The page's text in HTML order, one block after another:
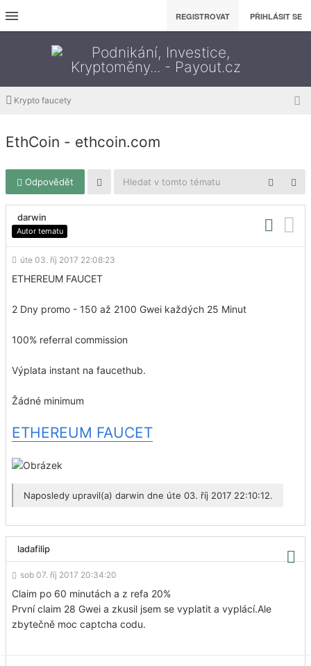
REGISTROVAT PŘIHLÁSIT SE
Krypto faucety
EthCoin - ethcoin.com
Odpovědět
darwin
Autor tematu
úte 03. říj 2017 22:08:23
ETHEREUM FAUCET
2 Dny promo - 150 až 2100 Gwei každých 25 Minut
100% referral commission
Výplata instant na faucethub.
Žádné minimum
ETHEREUM FAUCET
Naposledy upravil(a) darwin dne úte 03. říj 2017 22:10:12.
ladafilip
sob 07. říj 2017 20:34:20
Claim po 60 minutách a z refa 20%
První claim 28 Gwei a zkusil jsem se vyplatit a vyplácí.Ale
zbytečně moc captcha codu.